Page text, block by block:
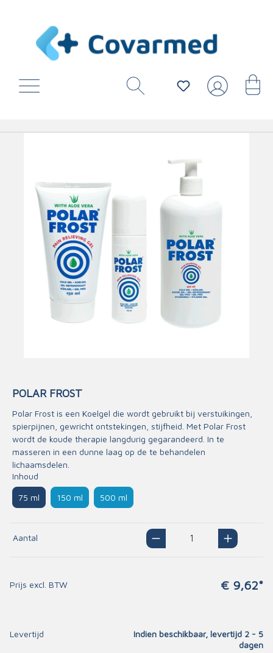
POLAR FROST
Polar Frost is een Koelgel die wordt gebruikt bij verstuikingen,
spierpijnen, gewricht ontstekingen, stijfheid. Met Polar Frost
wordt de koude therapie langdurig gegarandeerd. In te
masseren in een dunne laag op de te behandelen
lichaamsdelen.
Inhoud
75 ml 150 ml 500 ml
Aantal
Prijs excl. BTW € 9,62*
Levertijd
Indien beschikbaar, levertijd 2 - 5
dagen